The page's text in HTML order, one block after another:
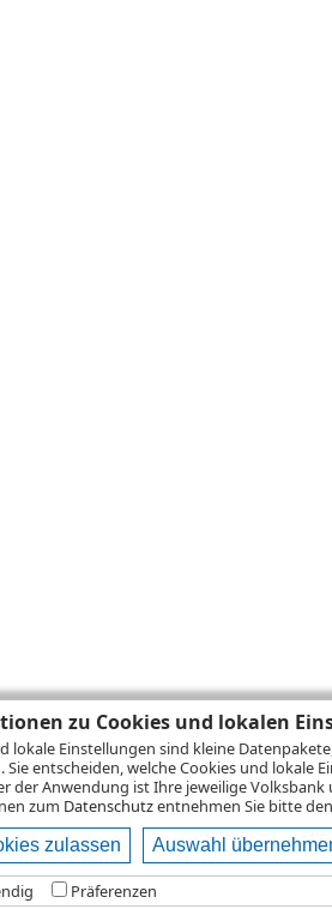
zu Cookies und lokalen
lokale Einstellungen sind kleine
Sie entscheiden, welche Cookies und lokale
der Anwendung ist Ihre jeweilige Volksbank
zum Datenschutzentnehmen Sie bitte
zulassen Auswahl
Präferenzen